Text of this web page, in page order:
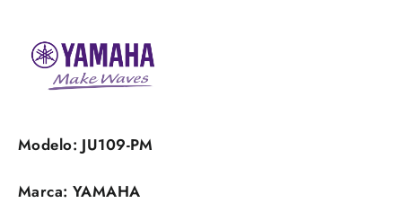
Modelo: JU109-PM
Marca: YAMAHA